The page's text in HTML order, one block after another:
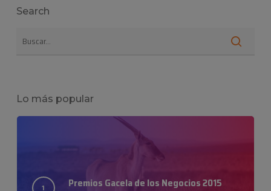
Search
Lo más popular
Premios Gacela de los Negocios 2015